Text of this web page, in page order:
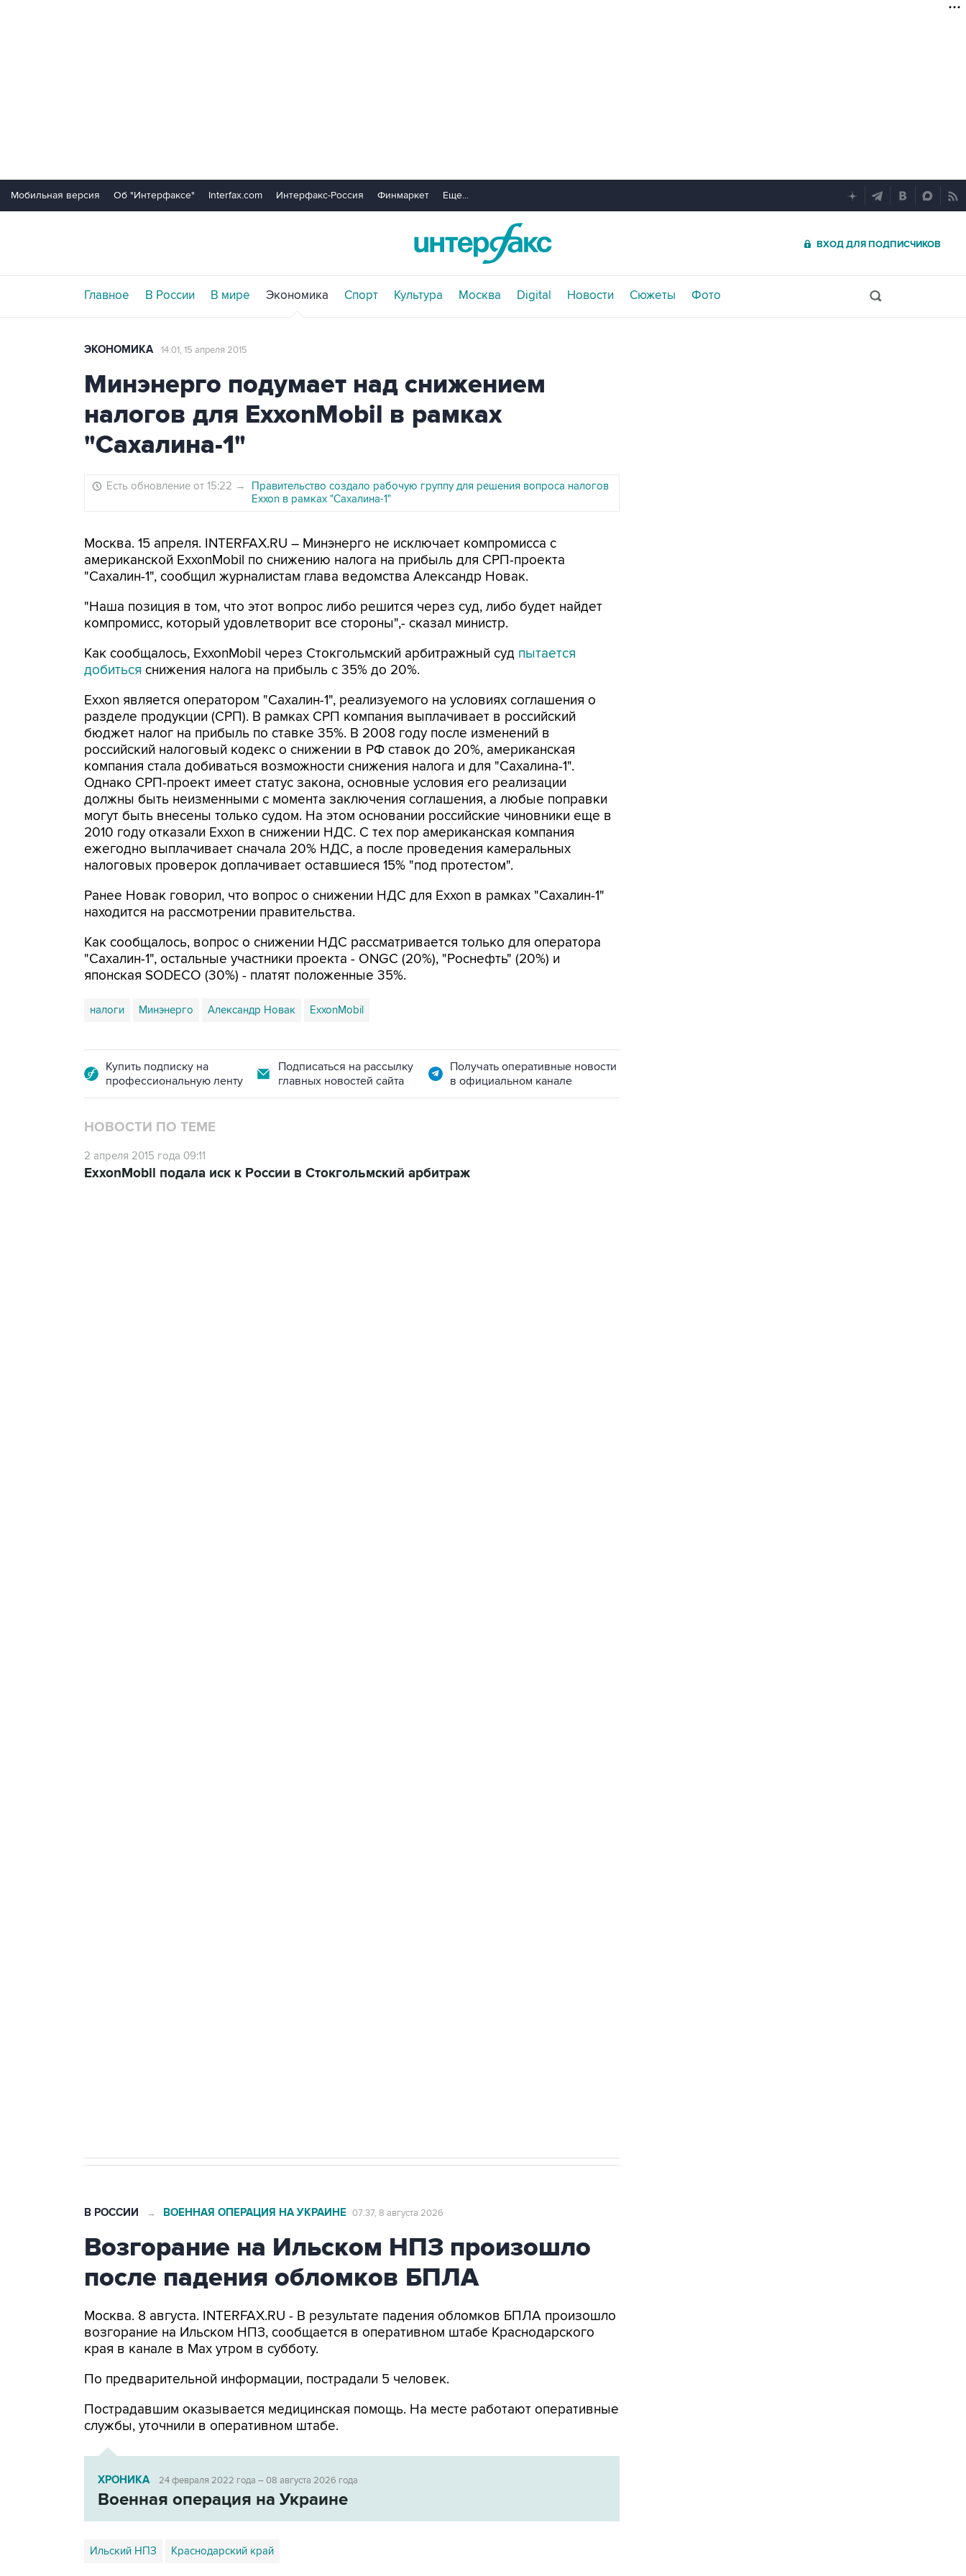
Мобильная версия Об "Интерфаксе" Interfax.com Интерфакс-Россия Финмаркет Еще...
ВХОД ДЛЯ ПОДПИСЧИКОВ
Главное В России В мире Экономика Спорт Культура Москва Digital Новости Сюжеты Фото
ЭКОНОМИКА 14:01, 15 апреля 2015
Минэнерго подумает над снижением
налогов для ExxonMobil в рамках
"Сахалина-1"
Есть обновление от 15:22 →
Правительство создало рабочую группу для решения вопроса налогов
Exxon в рамках "Сахалина-1"
Москва. 15 апреля. INTERFAX.RU – Минэнерго не исключает компромисса с
американской ExxonMobil по снижению налога на прибыль для СРП-проекта
"Сахалин-1", сообщил журналистам глава ведомства Александр Новак.
"Наша позиция в том, что этот вопрос либо решится через суд, либо будет найдет
компромисс, который удовлетворит все стороны",- сказал министр.
Как сообщалось, ExxonMobil через Стокгольмский арбитражный суд пытается
добиться снижения налога на прибыль с 35% до 20%.
Exxon является оператором "Сахалин-1", реализуемого на условиях соглашения о
разделе продукции (СРП). В рамках СРП компания выплачивает в российский
бюджет налог на прибыль по ставке 35%. В 2008 году после изменений в
российский налоговый кодекс о снижении в РФ ставок до 20%, американская
компания стала добиваться возможности снижения налога и для "Сахалина-1".
Однако СРП-проект имеет статус закона, основные условия его реализации
должны быть неизменными с момента заключения соглашения, а любые поправки
могут быть внесены только судом. На этом основании российские чиновники еще в
2010 году отказали Exxon в снижении НДС. С тех пор американская компания
ежегодно выплачивает сначала 20% НДС, а после проведения камеральных
налоговых проверок доплачивает оставшиеся 15% "под протестом".
Ранее Новак говорил, что вопрос о снижении НДС для Exxon в рамках "Сахалин-1"
находится на рассмотрении правительства.
Как сообщалось, вопрос о снижении НДС рассматривается только для оператора
"Сахалин-1", остальные участники проекта - ONGC (20%), "Роснефть" (20%) и
японская SODECO (30%) - платят положенные 35%.
налоги Минэнерго Александр Новак ExxonMobil
Купить подписку на
профессиональную ленту
Подписаться на рассылку
главных новостей сайта
Получать оперативные новости
в официальном канале
НОВОСТИ ПО ТЕМЕ
2 апреля 2015 года 09:11
ExxonMobil подала иск к России в Стокгольмский арбитраж
В РОССИИ → ВОЕННАЯ ОПЕРАЦИЯ НА УКРАИНЕ 07:37, 8 августа 2026
Возгорание на Ильском НПЗ произошло
после падения обломков БПЛА
Москва. 8 августа. INTERFAX.RU - В результате падения обломков БПЛА произошло
возгорание на Ильском НПЗ, сообщается в оперативном штабе Краснодарского
края в канале в Max утром в субботу.
По предварительной информации, пострадали 5 человек.
Пострадавшим оказывается медицинская помощь. На месте работают оперативные
службы, уточнили в оперативном штабе.
ХРОНИКА 24 февраля 2022 года – 08 августа 2026 года
Военная операция на Украине
Ильский НПЗ Краснодарский край